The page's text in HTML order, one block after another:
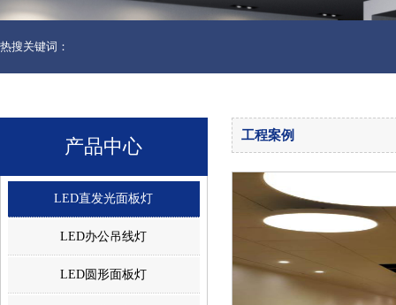
热搜关键词：
产品中心
LED直发光面板灯
LED办公吊线灯
LED圆形面板灯
工程案例